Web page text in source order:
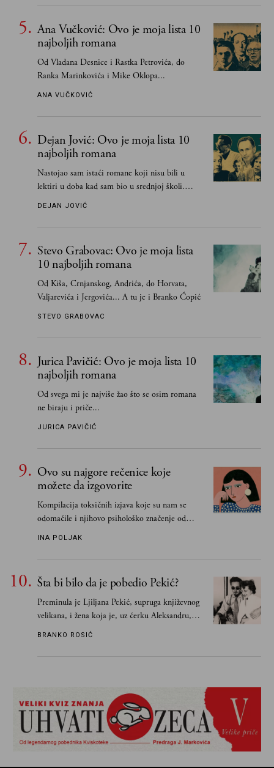
Ana Vučković: Ovo je moja lista 10
najboljih romana
Od Vladana Desnice i Rastka Petrovića, do
Ranka Marinkovića i Mike Oklopa...
ANA VUČKOVIĆ
Dejan Jović: Ovo je moja lista 10
najboljih romana
Nastojao sam istaći romane koji nisu bili u
lektiri u doba kad sam bio u srednjoj školi.
Smatrao sam da su "klasici" već dovoljno
DEJAN JOVIĆ
Stevo Grabovac: Ovo je moja lista
10 najboljih romana
Od Kiša, Crnjanskog, Andrića, do Horvata,
Valjarevića i Jergovića... A tu je i Branko Ćopić
STEVO GRABOVAC
Jurica Pavičić: Ovo je moja lista 10
najboljih romana
Od svega mi je najviše žao što se osim romana
ne biraju i priče...
JURICA PAVIČIĆ
Ovo su najgore rečenice koje
možete da izgovorite
Kompilacija toksičnih izjava koje su nam se
odomaćile i njihovo psihološko značenje od
INA POLJAK
Šta bi bilo da je pobedio Pekić?
Preminula je Ljiljana Pekić, supruga književnog
velikana, i žena koja je, uz ćerku Aleksandru,
vodila računa o zaostavštini pisca. Ovu priču o
BRANKO ROSIĆ